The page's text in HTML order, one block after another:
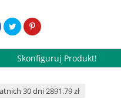
Skonfiguruj Produkt!
30 dni 2891.79 zł